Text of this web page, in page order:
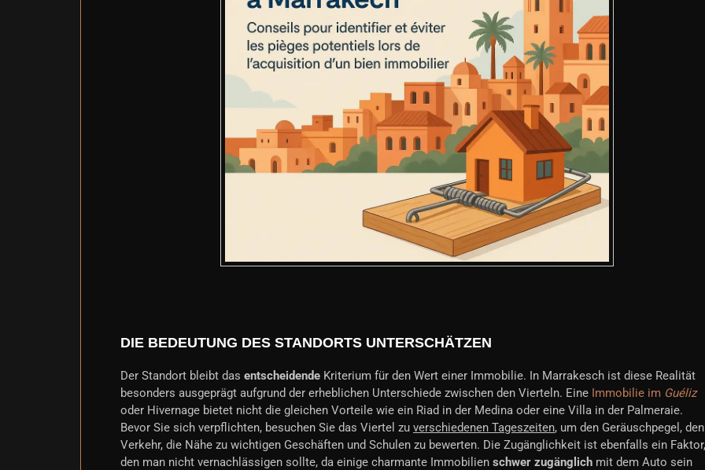
DIE BEDEUTUNG DES STANDORTS UNTERSCHÄTZEN
Der Standort bleibt das entscheidende Kriterium für den Wert einer Immobilie. In Marrakesch ist diese Realität
besonders ausgeprägt aufgrund der erheblichen Unterschiede zwischen den Vierteln. Eine Immobilie im Guéliz
oder Hivernage bietet nicht die gleichen Vorteile wie ein Riad in der Medina oder eine Villa in der Palmeraie.
Bevor Sie sich verpflichten, besuchen Sie das Viertel zu verschiedenen Tageszeiten, um den Geräuschpegel, den
Verkehr, die Nähe zu wichtigen Geschäften und Schulen zu bewerten. Die Zugänglichkeit ist ebenfalls ein Faktor,
den man nicht vernachlässigen sollte, da einige charmante Immobilien schwer zugänglich mit dem Auto sein